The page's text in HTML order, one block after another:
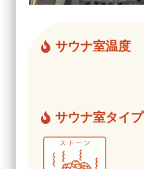
サウナ室温度
サウナ室タイプ